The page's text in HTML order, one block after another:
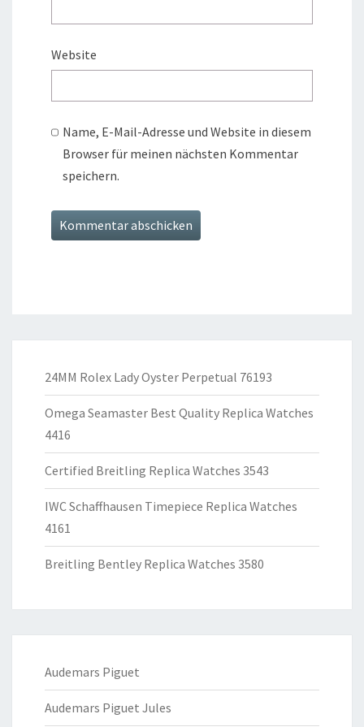
Website
Name, E-Mail-Adresse und Website in diesem
Browser für meinen nächsten Kommentar
speichern.
24MM Rolex Lady Oyster Perpetual 76193
Omega Seamaster Best Quality Replica Watches
4416
Certified Breitling Replica Watches 3543
IWC Schaffhausen Timepiece Replica Watches
4161
Breitling Bentley Replica Watches 3580
Audemars Piguet
Audemars Piguet Jules